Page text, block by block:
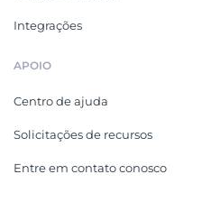
Integrações
APOIO
Centro de ajuda
Solicitações de recursos
Entre em contato conosco